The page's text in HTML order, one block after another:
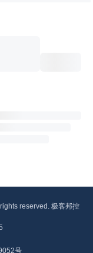
reserved. 极客邦控
号